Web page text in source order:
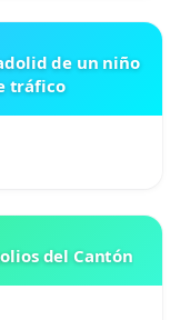
de un niño
tráfico
del Cantón